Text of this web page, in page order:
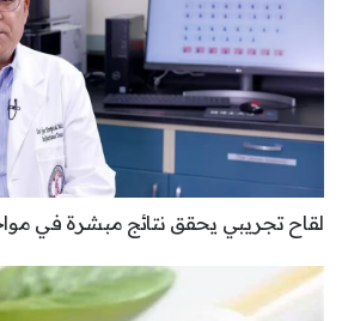
لقاح تجريبي يحقق نتائج مبشرة في